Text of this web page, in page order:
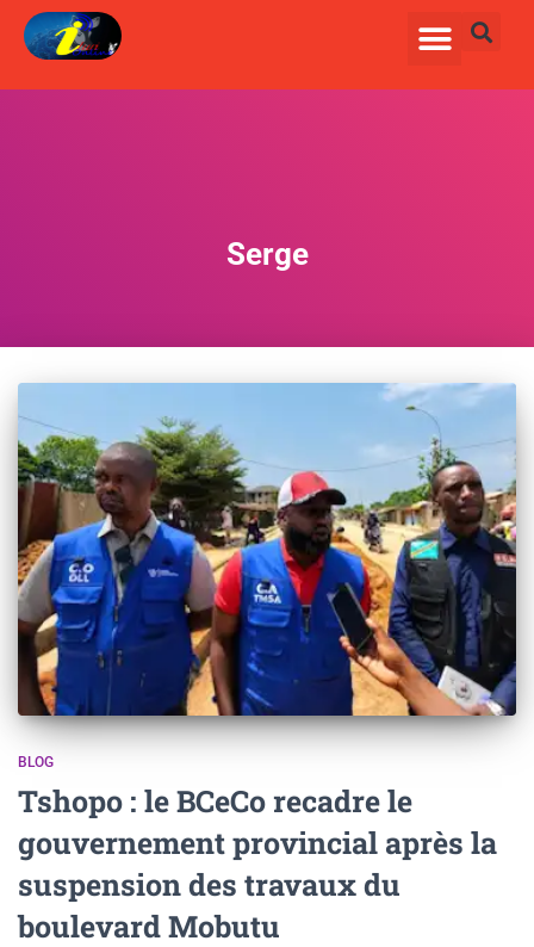
Serge
BLOG
Tshopo : le BCeCo recadre le
gouvernement provincial après la
suspension des travaux du
boulevard Mobutu